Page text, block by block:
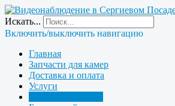
Искать...
Включить/выключить навигацию
Главная
Запчасти для камер
Доставка и оплата
Услуги